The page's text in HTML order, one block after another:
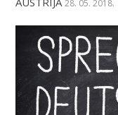
28. 05. 2018.